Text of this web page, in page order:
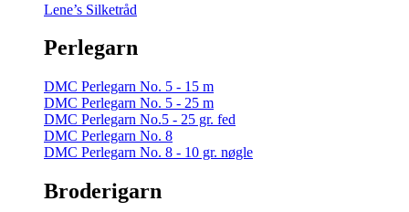
Lene’s Silketråd
Perlegarn
DMC Perlegarn No. 5 - 15 m
DMC Perlegarn No. 5 - 25 m
DMC Perlegarn No.5 - 25 gr. fed
DMC Perlegarn No. 8
DMC Perlegarn No. 8 - 10 gr. nøgle
Broderigarn